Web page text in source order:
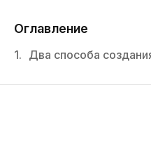
Оглавление
1. Два способа